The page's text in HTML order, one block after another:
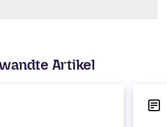
Artikel